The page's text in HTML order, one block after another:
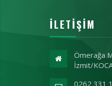
İLETIŞIM
Ömerağa
İzmit/
0262 331